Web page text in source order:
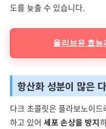
도를 늦출 수 있습니다.
올리브유 효능
항산화 성분이 많은
다크 초콜릿은 플라보노이
하고 있어세포 손상을 방지